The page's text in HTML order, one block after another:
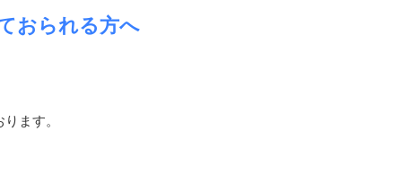
おられる方へ
ます。